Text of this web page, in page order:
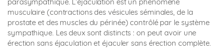
musculaire (contractions des vésicules séminales, de la
prostate et des muscles du périnée) contrôlé par le système
sympathique. Les deux sont distincts : on peut avoir une
érection sans éjaculation et éjaculer sans érection complète.